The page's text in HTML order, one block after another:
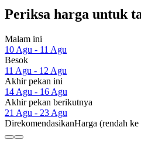
Periksa harga untuk
Malam ini
10 Agu - 11 Agu
Besok
11 Agu - 12 Agu
Akhir pekan ini
14 Agu - 16 Agu
Akhir pekan berikutnya
21 Agu - 23 Agu
DirekomendasikanHarga (rendah